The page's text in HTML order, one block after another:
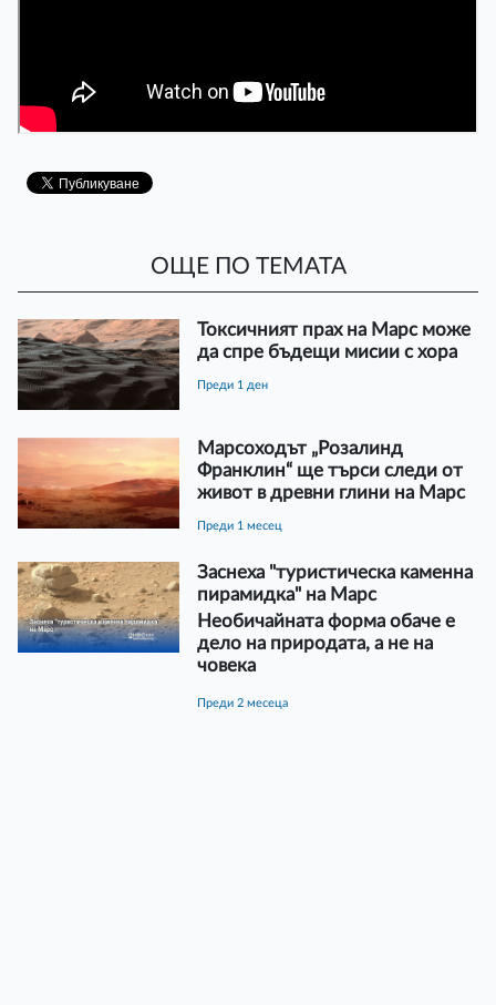
ОЩЕ ПО ТЕМАТА
Токсичният прах на Марс може
да спре бъдещи мисии с хора
преди 1 ден
Марсоходът „Розалинд
Франклин“ ще търси следи от
живот в древни глини на Марс
преди 1 месец
Заснеха "туристическа каменна
пирамидка" на Марс
Необичайната форма обаче е
дело на природата, а не на
човека
преди 2 месеца